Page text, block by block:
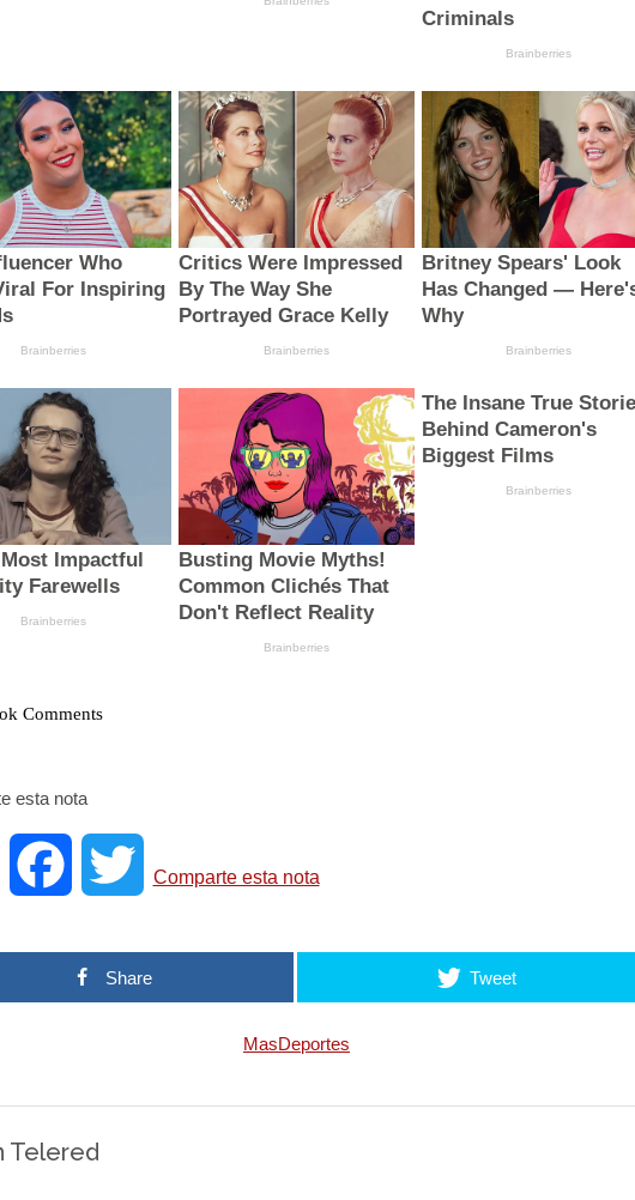
Comments
esta nota
W
s
c
b
i
t
Comparte esta nota
Share Tweet
MasDeportes
Telered